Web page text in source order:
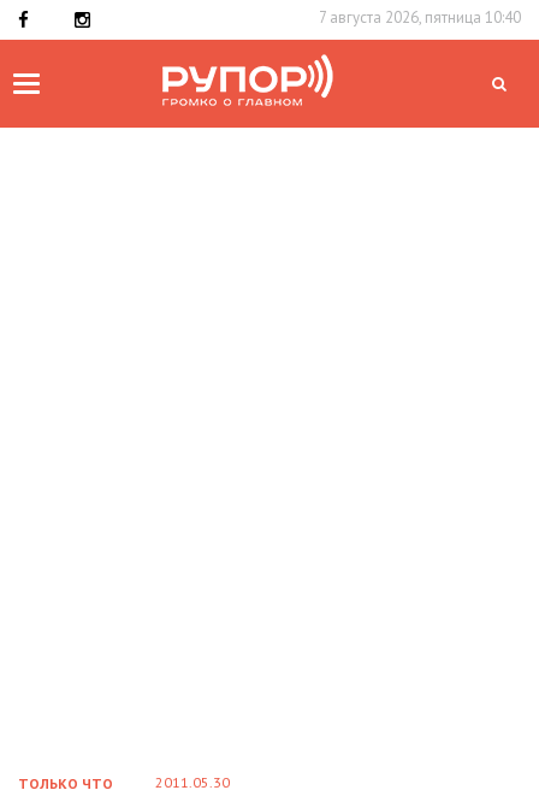
7 августа 2026, пятница 10:40
Toggle
ТОЛЬКО ЧТО 2011.05.30